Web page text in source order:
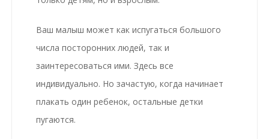
Ваш малыш может как испугаться большого
числа посторонних людей, так и
заинтересоваться ими. Здесь все
индивидуально. Но зачастую, когда начинает
плакать один ребенок, остальные детки
пугаются.